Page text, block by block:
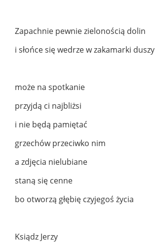
Zapachnie pewnie zielonością dolin
i słońce się wedrze w zakamarki duszy
może na spotkanie
przyjdą ci najbliżsi
i nie będą pamiętać
grzechów przeciwko nim
a zdjęcia nielubiane
staną się cenne
bo otworzą głębię czyjegoś życia
Ksiądz Jerzy